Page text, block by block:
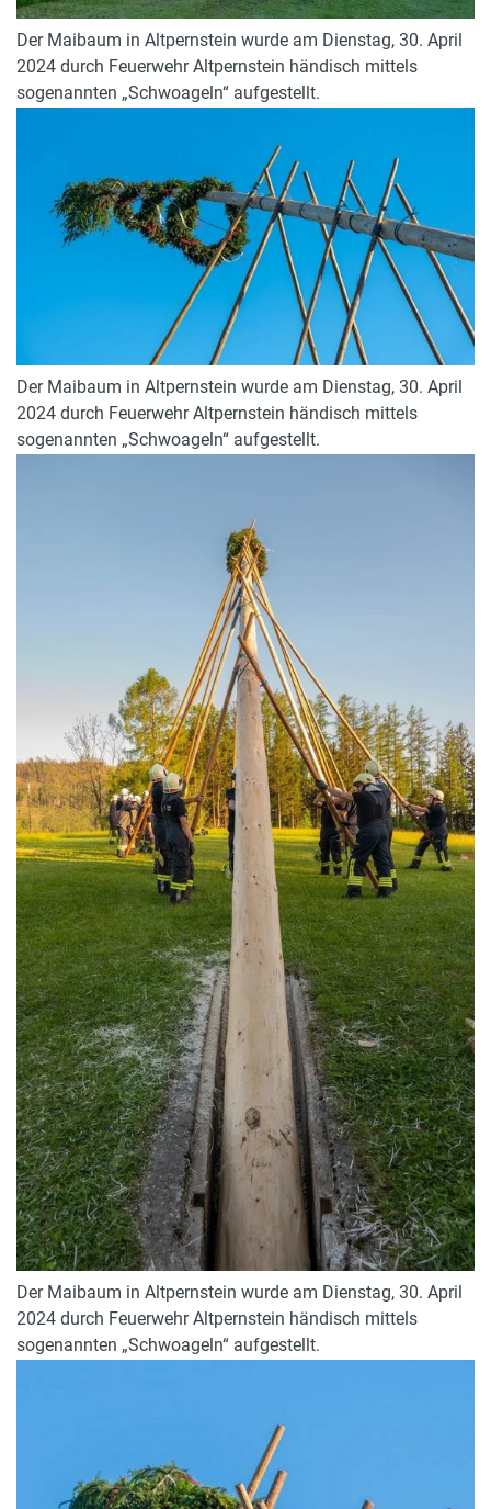
Der Maibaum in Altpernstein wurde am Dienstag, 30. April
2024 durch Feuerwehr Altpernstein händisch mittels
sogenannten „Schwoageln“ aufgestellt.
Der Maibaum in Altpernstein wurde am Dienstag, 30. April
2024 durch Feuerwehr Altpernstein händisch mittels
sogenannten „Schwoageln“ aufgestellt.
Der Maibaum in Altpernstein wurde am Dienstag, 30. April
2024 durch Feuerwehr Altpernstein händisch mittels
sogenannten „Schwoageln“ aufgestellt.